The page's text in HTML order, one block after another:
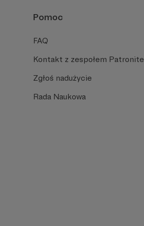
Pomoc
FAQ
Kontakt z zespołem Patronite
Zgłoś nadużycie
Rada Naukowa